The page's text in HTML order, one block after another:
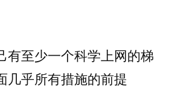
有至少一个科学上网的梯
几乎所有措施的前提